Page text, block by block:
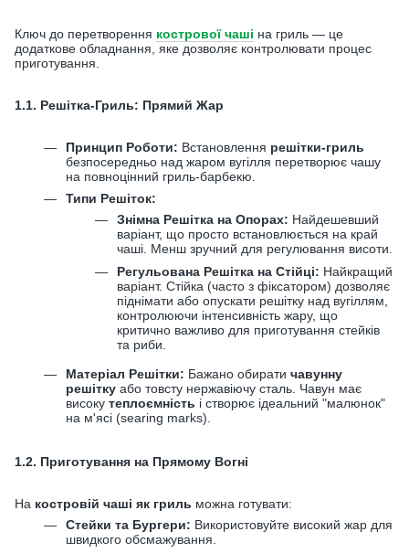
Ключ до перетворення кострової чаші на гриль — це
додаткове обладнання, яке дозволяє контролювати процес
приготування.
1.1. Решітка-Гриль: Прямий Жар
Принцип Роботи: Встановлення решітки-гриль
безпосередньо над жаром вугілля перетворює чашу
на повноцінний гриль-барбекю.
Типи Решіток:
Знімна Решітка на Опорах: Найдешевший
варіант, що просто встановлюється на край
чаші. Менш зручний для регулювання висоти.
Регульована Решітка на Стійці: Найкращий
варіант. Стійка (часто з фіксатором) дозволяє
піднімати або опускати решітку над вугіллям,
контролюючи інтенсивність жару, що
критично важливо для приготування стейків
та риби.
Матеріал Решітки: Бажано обирати чавунну
решітку або товсту нержавіючу сталь. Чавун має
високу теплоємність і створює ідеальний "малюнок"
на м'ясі (searing marks).
1.2. Приготування на Прямому Вогні
На костровій чаші як гриль можна готувати:
Стейки та Бургери: Використовуйте високий жар для
швидкого обсмажування.